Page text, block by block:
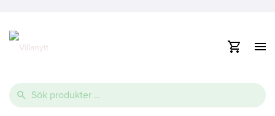
till
innehåll
Sök
efter:
Visa
Thermopool
Pooltak
Spabad